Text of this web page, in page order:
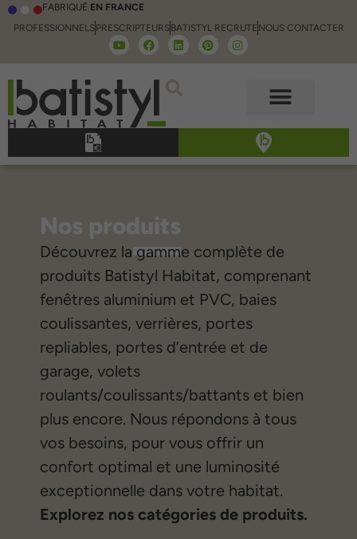
FABRIQUÉ EN FRANCE
PROFESSIONNELSPRESCRIPTEURSBATISTYL RECRUTE NOUS CONTACTER
Nos produits
Découvrez la gamme complète de
produits Batistyl Habitat, comprenant
fenêtres aluminium et PVC, baies
coulissantes, verrières, portes
repliables, portes d’entrée et de
garage, volets
roulants/coulissants/battants et bien
plus encore. Nous répondons à tous
vos besoins, pour vous offrir un
confort optimal et une luminosité
exceptionnelle dans votre habitat.
Explorez nos catégories de produits.